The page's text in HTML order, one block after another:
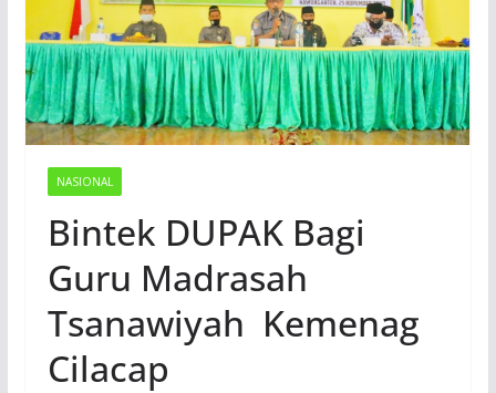
NASIONAL
Bintek DUPAK Bagi
Guru Madrasah
Tsanawiyah Kemenag
Cilacap